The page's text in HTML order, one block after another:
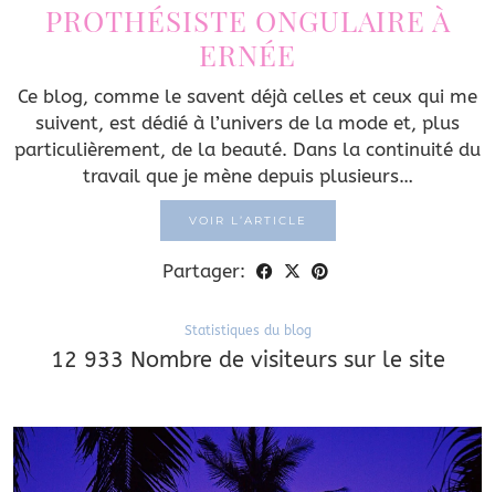
PROTHÉSISTE ONGULAIRE À
ERNÉE
Ce blog, comme le savent déjà celles et ceux qui me
suivent, est dédié à l’univers de la mode et, plus
particulièrement, de la beauté. Dans la continuité du
travail que je mène depuis plusieurs…
VOIR L’ARTICLE
Partager:
Statistiques du blog
12 933 Nombre de visiteurs sur le site